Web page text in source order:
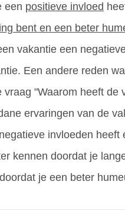
een positieve invloed
bent en een beter
vakantie een
Een andere reden
"Waarom heeft de
ervaringen van de
invloeden heeft
kennen doordat je
je een beter